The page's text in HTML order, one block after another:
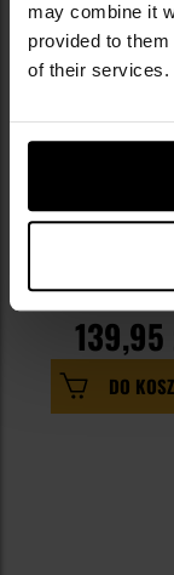
may combine it
provided to
of their services.
Latarka czołowa
139,95
DO